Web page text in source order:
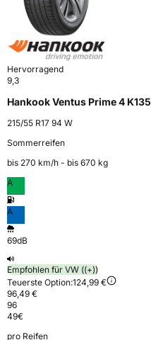
Hervorragend
9,3
Hankook Ventus Prime 4 K135
215/55 R17 94 W
Sommerreifen
bis 270 km⁠/⁠h - bis 670 kg
A
A
69dB
Empfohlen für VW ((+))
Teuerste Option:124,99 €
96,49 €
96
49€
pro Reifen